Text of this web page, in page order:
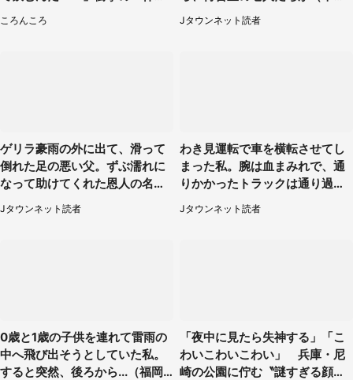
話題
ころんころ
県・50代男性）
Jタウンネット読者
ゲリラ豪雨の外に出て、滑って
倒れた足の悪い父。ずぶ濡れに
なって助けてくれた恩人の名前
Jタウンネット読者
わき見運転で車を横転させてし
まった私。腕は血まみれで、通
りかかったトラックは通り過ぎ
ていき...（福岡県・30代女性）
Jタウンネット読者
0歳と1歳の子供を連れて雷雨の
中へ飛び出そうとしていた私。
すると突然、後ろから...（福岡
「夜中に見たら失神する」「こ
わいこわいこわい」 兵庫・尼
崎の公園に佇む〝謎すぎる顔〟